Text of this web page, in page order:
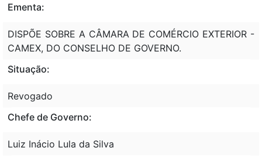
Ementa:
DISPÕE SOBRE A CÂMARA DE COMÉRCIO EXTERIOR -
CAMEX, DO CONSELHO DE GOVERNO.
Situação:
Revogado
Chefe de Governo:
Luiz Inácio Lula da Silva